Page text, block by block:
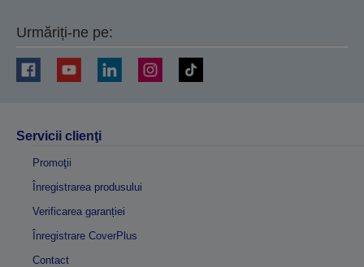
Urmăriți-ne pe:
Servicii clienţi
Promoţii
Înregistrarea produsului
Verificarea garanției
Înregistrare CoverPlus
Contact